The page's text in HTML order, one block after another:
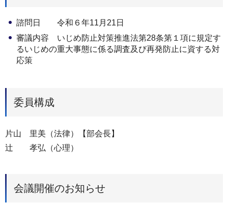
諮問日 令和６年11月21日
審議内容 いじめ防止対策推進法第28条第１項に規定す
るいじめの重大事態に係る調査及び再発防止に資する対
応策
委員構成
片山 里美（法律）【部会長】
辻 孝弘（心理）
会議開催のお知らせ